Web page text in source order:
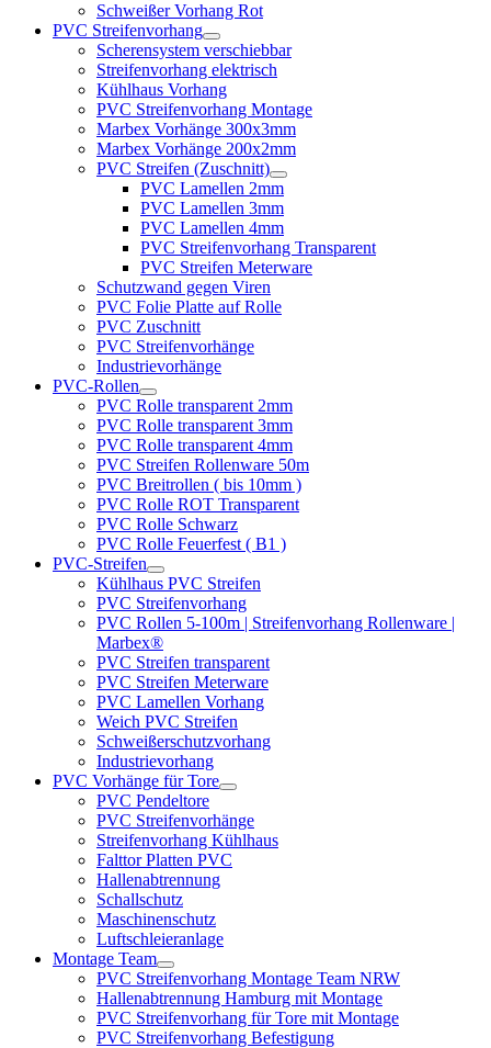
Schweißer Vorhang Rot
PVC Streifenvorhang
Scherensystem verschiebbar
Streifenvorhang elektrisch
Kühlhaus Vorhang
PVC Streifenvorhang Montage
Marbex Vorhänge 300x3mm
Marbex Vorhänge 200x2mm
PVC Streifen (Zuschnitt)
PVC Lamellen 2mm
PVC Lamellen 3mm
PVC Lamellen 4mm
PVC Streifenvorhang Transparent
PVC Streifen Meterware
Schutzwand gegen Viren
PVC Folie Platte auf Rolle
PVC Zuschnitt
PVC Streifenvorhänge
Industrievorhänge
PVC-Rollen
PVC Rolle transparent 2mm
PVC Rolle transparent 3mm
PVC Rolle transparent 4mm
PVC Streifen Rollenware 50m
PVC Breitrollen ( bis 10mm )
PVC Rolle ROT Transparent
PVC Rolle Schwarz
PVC Rolle Feuerfest ( B1 )
PVC-Streifen
Kühlhaus PVC Streifen
PVC Streifenvorhang
PVC Rollen 5-100m | Streifenvorhang Rollenware |
Marbex®
PVC Streifen transparent
PVC Streifen Meterware
PVC Lamellen Vorhang
Weich PVC Streifen
Schweißerschutzvorhang
Industrievorhang
PVC Vorhänge für Tore
PVC Pendeltore
PVC Streifenvorhänge
Streifenvorhang Kühlhaus
Falttor Platten PVC
Hallenabtrennung
Schallschutz
Maschinenschutz
Luftschleieranlage
Montage Team
PVC Streifenvorhang Montage Team NRW
Hallenabtrennung Hamburg mit Montage
PVC Streifenvorhang für Tore mit Montage
PVC Streifenvorhang Befestigung